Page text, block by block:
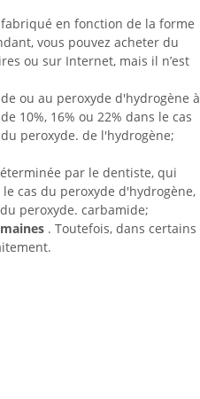
en fonction de la forme
vous pouvez acheter du
ou sur Internet, mais il n’est
ou au peroxyde d'hydrogène à
10%, 16% ou 22% dans le cas
peroxyde. de l'hydrogène;
par le dentiste, qui
cas du peroxyde d'hydrogène,
peroxyde. carbamide;
. Toutefois, dans certains